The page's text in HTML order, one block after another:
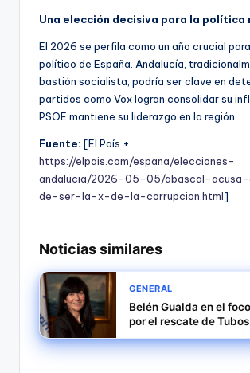
Una elección decisiva para la política
El 2026 se perfila como un año crucial
político de España. Andalucía,
bastión socialista, podría ser clave en
partidos como Vox logran consolidar su
PSOE mantiene su liderazgo en la región.
Fuente: [El País +
https://elpais.com/espana/elecciones-
andalucia/2026-05-05/abascal-
de-ser-la-x-de-la-corrupcion.html]
Noticias similares
GENERAL
Belén Gualda en el
por el rescate de
durante la pandemia